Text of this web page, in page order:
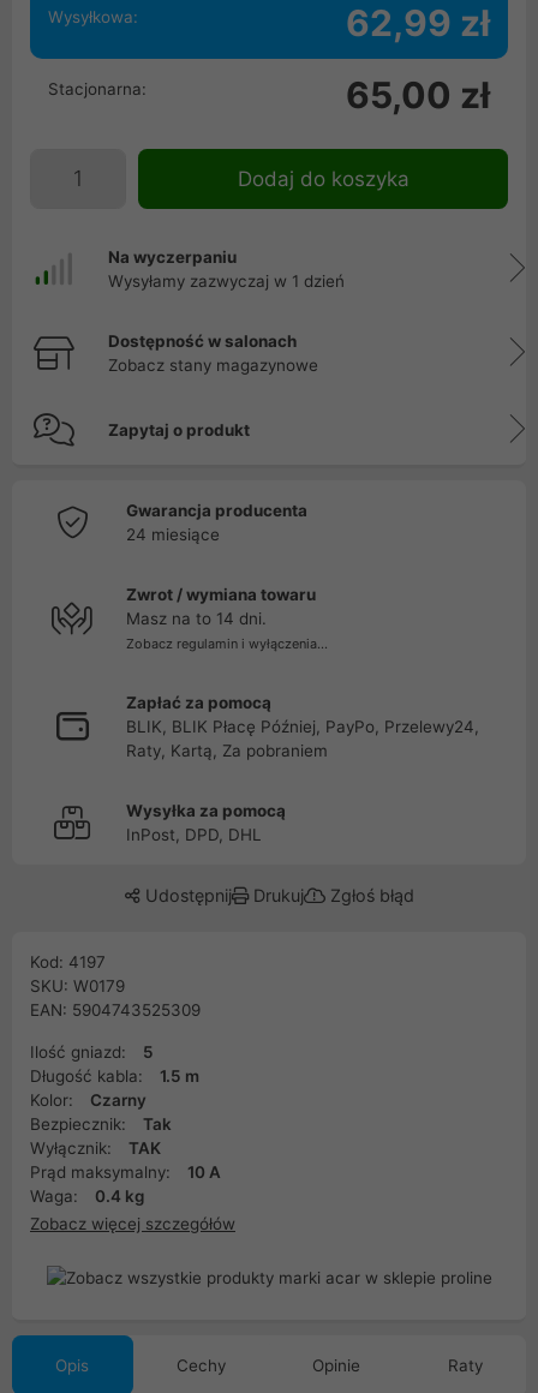
Wysyłkowa: 62,99 zł
Stacjonarna: 65,00 zł
Dodaj do koszyka
Na wyczerpaniu
Wysyłamy zazwyczaj w 1 dzień
Dostępność w salonach
Zobacz stany magazynowe
Zapytaj o produkt
Gwarancja producenta
24 miesiące
Zwrot / wymiana towaru
Masz na to 14 dni.
Zobacz regulamin i wyłączenia...
Zapłać za pomocą
BLIK, BLIK Płacę Później, PayPo, Przelewy24,
Raty, Kartą, Za pobraniem
Wysyłka za pomocą
InPost, DPD, DHL
Udostępnij Drukuj Zgłoś błąd
Kod: 4197
SKU: W0179
EAN: 5904743525309
Ilość gniazd:
5
Długość kabla:
1.5 m
Kolor:
Czarny
Bezpiecznik:
Tak
Wyłącznik:
TAK
Prąd maksymalny:
10 A
Waga:
0.4 kg
Zobacz więcej szczegółów
Opis Cechy Opinie Raty